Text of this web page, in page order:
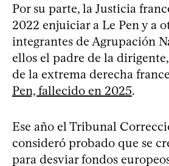
Por su parte, la Justicia
2022 enjuiciar a Le Pen y a
integrantes de Agrupación
ellos el padre de la
de la extrema derecha
Pen, fallecido en 2025.
Ese año el Tribunal
consideró probado que se
para desviar fondos